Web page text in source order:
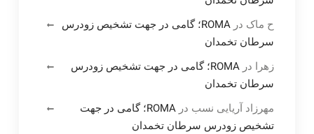
ح ماک در
ROMA؛ گامی در جهت تشخیص زودرس
سرطان تخمدان
زهرا در
ROMA؛ گامی در جهت تشخیص زودرس
سرطان تخمدان
مهرزاد آریایی نسب در
ROMA؛ گامی در جهت
تشخیص زودرس سرطان تخمدان